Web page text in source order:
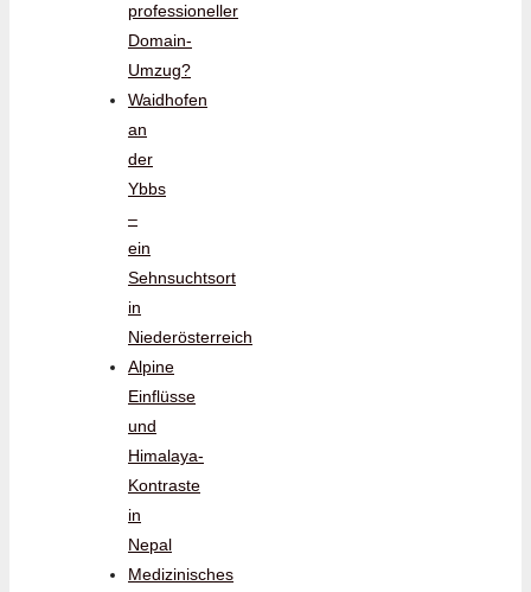
professioneller
Domain-
Umzug?
Waidhofen
an
der
Ybbs
–
ein
Sehnsuchtsort
in
Niederösterreich
Alpine
Einflüsse
und
Himalaya-
Kontraste
in
Nepal
Medizinisches